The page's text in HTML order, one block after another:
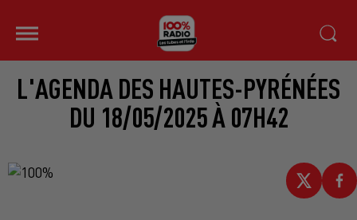
L'AGENDA DES HAUTES-PYRÉNÉES
DU 18/05/2025 À 07H42